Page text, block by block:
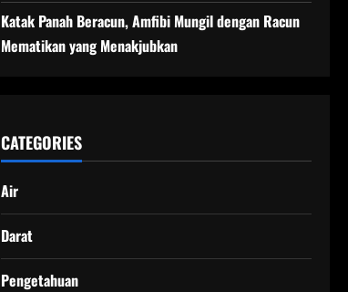
Katak Panah Beracun, Amfibi Mungil dengan Racun
Mematikan yang Menakjubkan
CATEGORIES
Air
Darat
Pengetahuan